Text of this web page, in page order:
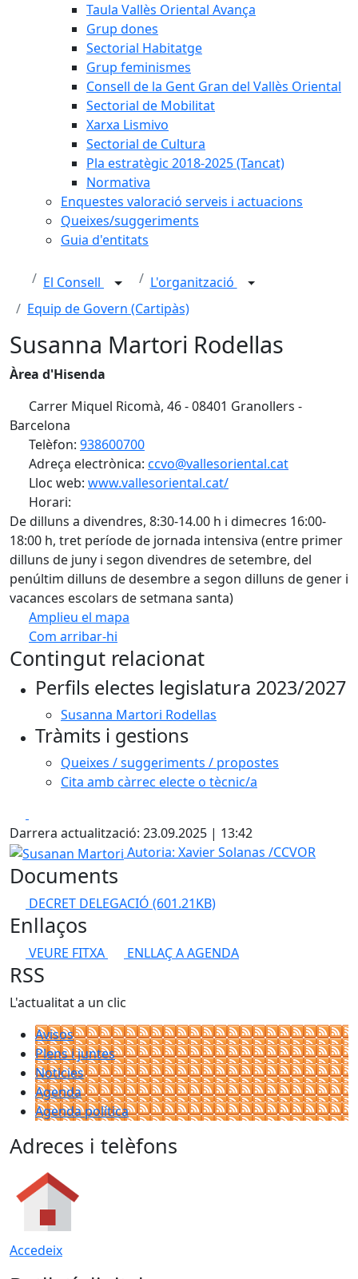
Taula Vallès Oriental Avança
Grup dones
Sectorial Habitatge
Grup feminismes
Consell de la Gent Gran del Vallès Oriental
Sectorial de Mobilitat
Xarxa Lismivo
Sectorial de Cultura
Pla estratègic 2018-2025 (Tancat)
Normativa
Enquestes valoració serveis i actuacions
Queixes/suggeriments
Guia d'entitats
El Consell
L'organització
Equip de Govern (Cartipàs)
Susanna Martori Rodellas
Àrea d'Hisenda
Carrer Miquel Ricomà, 46 - 08401 Granollers -
Barcelona
Telèfon: 938600700
Adreça electrònica: ccvo@vallesoriental.cat
Lloc web: www.vallesoriental.cat/
Horari:
De dilluns a divendres, 8:30-14.00 h i dimecres 16:00-
18:00 h, tret període de jornada intensiva (entre primer
dilluns de juny i segon divendres de setembre, del
penúltim dilluns de desembre a segon dilluns de gener i
vacances escolars de setmana santa)
Amplieu el mapa
Com arribar-hi
+
Contingut relacionat
Perfils electes legislatura 2023/2027
Susanna Martori Rodellas
Tràmits i gestions
Queixes / suggeriments / propostes
Cita amb càrrec electe o tècnic/a
Darrera actualització: 23.09.2025 | 13:42
Susanan Martori
Autoria: Xavier Solanas /CCVOR
Documents
DECRET DELEGACIÓ (601.21KB)
Enllaços
VEURE FITXA ENLLAÇ A AGENDA
RSS
L'actualitat a un clic
Avisos
Plens i juntes
Noticies
Agenda
Agenda política
Adreces i telèfons
Accedeix